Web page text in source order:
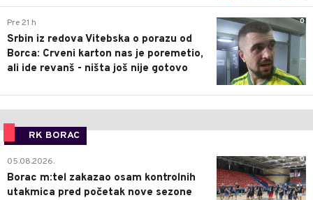
0
Pre 21 h
Srbin iz redova Vitebska o porazu od
Borca: Crveni karton nas je poremetio,
ali ide revanš - ništa još nije gotovo
RK BORAC
0
05.08.2026.
Borac m:tel zakazao osam kontrolnih
utakmica pred početak nove sezone